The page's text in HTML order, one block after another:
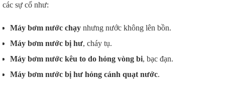
các sự cố như:
Máy bơm nước chạy nhưng nước không lên bồn.
Máy bơm nước bị hư, cháy tụ.
Máy bơm nước kêu to do hỏng vòng bi, bạc đạn.
Máy bơm nước bị hư hỏng cánh quạt nước.